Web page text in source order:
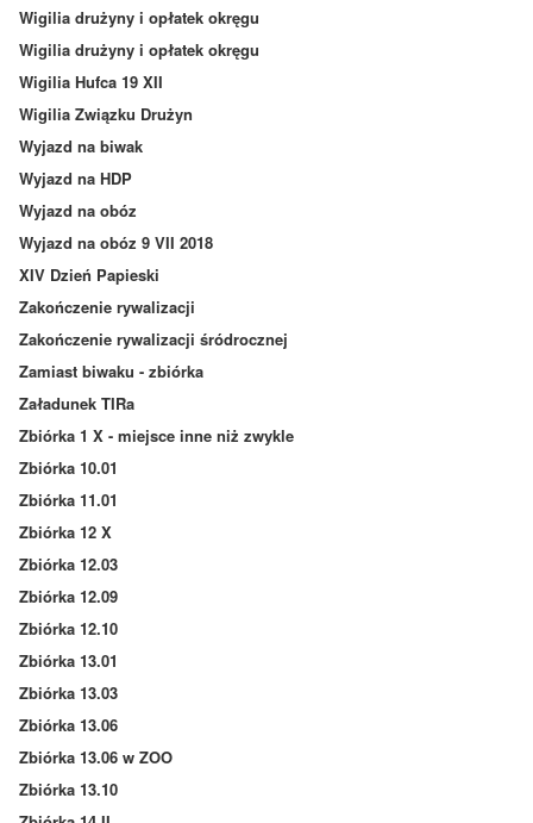
Wigilia drużyny i opłatek okręgu
Wigilia drużyny i opłatek okręgu
Wigilia Hufca 19 XII
Wigilia Związku Drużyn
Wyjazd na biwak
Wyjazd na HDP
Wyjazd na obóz
Wyjazd na obóz 9 VII 2018
XIV Dzień Papieski
Zakończenie rywalizacji
Zakończenie rywalizacji śródrocznej
Zamiast biwaku - zbiórka
Załadunek TIRa
Zbiórka 1 X - miejsce inne niż zwykle
Zbiórka 10.01
Zbiórka 11.01
Zbiórka 12 X
Zbiórka 12.03
Zbiórka 12.09
Zbiórka 12.10
Zbiórka 13.01
Zbiórka 13.03
Zbiórka 13.06
Zbiórka 13.06 w ZOO
Zbiórka 13.10